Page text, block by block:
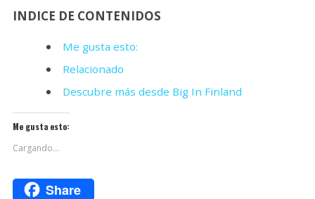
INDICE DE CONTENIDOS
Me gusta esto:
Relacionado
Descubre más desde Big In Finland
Me gusta esto:
Cargando...
Share